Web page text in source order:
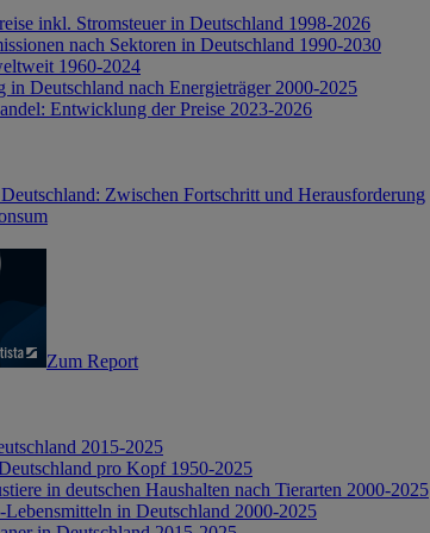
inkl. Stromsteuer in Deutschland 1998-2026
nach Sektoren in Deutschland 1990-2030
1960-2024
in Deutschland nach Energieträger 2000-2025
Entwicklung der Preise 2023-2026
Zwischen Fortschritt und Herausforderung
Zum Report
2015-2025
pro Kopf 1950-2025
in deutschen Haushalten nach Tierarten 2000-2025
in Deutschland 2000-2025